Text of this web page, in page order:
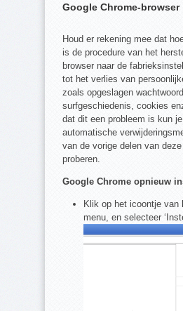
Google Chrome-browser
Houd er rekening mee dat
is de procedure van het
browser naar de
tot het verlies van
zoals opgeslagen
surfgeschiedenis, cookies
dat dit een probleem is kun
automatische
van de vorige delen van
proberen.
Google Chrome opnieuw
Klik op het icoontje van
menu, en selecteer